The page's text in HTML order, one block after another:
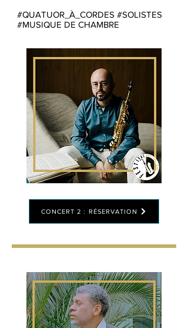
#QUATUOR_À_CORDES #SOLISTES
#MUSIQUE DE CHAMBRE
CONCERT 2 : RÉSERVATION